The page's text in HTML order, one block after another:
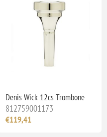
Denis Wick 12cs Trombone
812759001173
€119,41